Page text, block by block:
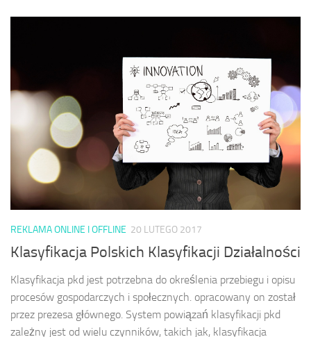
REKLAMA ONLINE I OFFLINE 20 LUTEGO 2017
Klasyfikacja Polskich Klasyfikacji Działalności
Klasyfikacja pkd jest potrzebna do określenia przebiegu i opisu
procesów gospodarczych i społecznych. opracowany on został
przez prezesa głównego. System powiązań klasyfikacji pkd
zależny jest od wielu czynników, takich jak, klasyfikacja